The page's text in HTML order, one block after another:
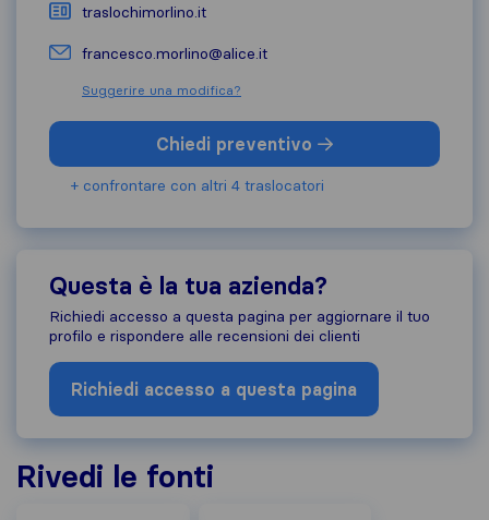
traslochimorlino.it
francesco.morlino@alice.it
Suggerire una modifica?
Chiedi preventivo
+ confrontare con altri 4 traslocatori
Questa è la tua azienda?
Richiedi accesso a questa pagina per aggiornare il tuo
profilo e rispondere alle recensioni dei clienti
Richiedi accesso a questa pagina
Rivedi le fonti